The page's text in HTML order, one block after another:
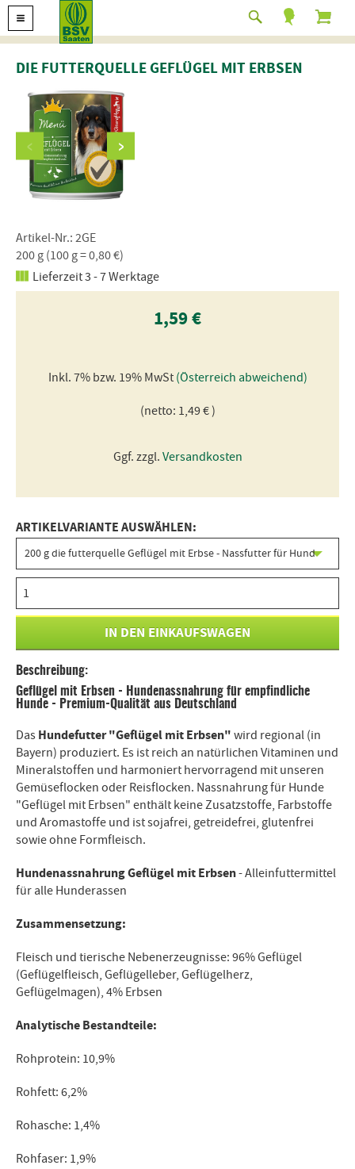
DIE FUTTERQUELLE GEFLÜGEL MIT ERBSEN
Artikel-Nr.: 2GE
200 g (100 g = 0,80 €)
Lieferzeit 3 - 7 Werktage
1,59 €
Inkl. 7% bzw. 19% MwSt (Österreich abweichend)
(netto: 1,49 € )
Ggf. zzgl. Versandkosten
ARTIKELVARIANTE AUSWÄHLEN:
Beschreibung:
Geflügel mit Erbsen - Hundenassnahrung für empfindliche
Hunde - Premium-Qualität aus Deutschland
Das Hundefutter "Geflügel mit Erbsen" wird regional (in
Bayern) produziert. Es ist reich an natürlichen Vitaminen und
Mineralstoffen und harmoniert hervorragend mit unseren
Gemüseflocken oder Reisflocken. Nassnahrung für Hunde
"Geflügel mit Erbsen" enthält keine Zusatzstoffe, Farbstoffe
und Aromastoffe und ist sojafrei, getreidefrei, glutenfrei
sowie ohne Formfleisch.
Hundenassnahrung Geflügel mit Erbsen- Alleinfuttermittel
für alle Hunderassen
Zusammensetzung:
Fleisch und tierische Nebenerzeugnisse: 96% Geflügel
(Geflügelfleisch, Geflügelleber, Geflügelherz,
Geflügelmagen), 4% Erbsen
Analytische Bestandteile:
Rohprotein: 10,9%
Rohfett: 6,2%
Rohasche: 1,4%
Rohfaser: 1,9%